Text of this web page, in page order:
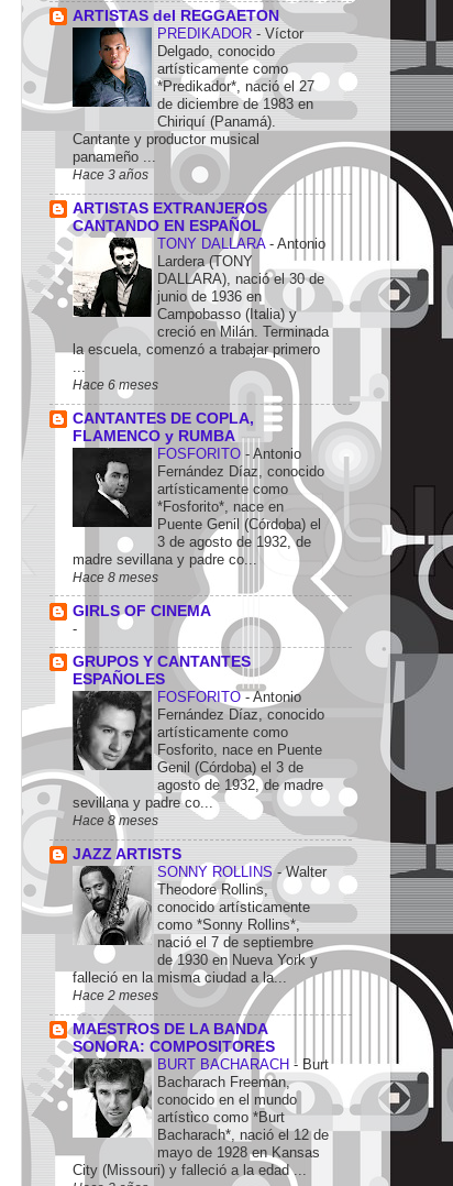
ARTISTAS del REGGAETON
PREDIKADOR - Víctor
Delgado, conocido
artísticamente como
*Predikador*, nació el 27
de diciembre de 1983 en
Chiriquí (Panamá).
Cantante y productor musical
panameño ...
Hace 3 años
ARTISTAS EXTRANJEROS
CANTANDO EN ESPAÑOL
TONY DALLARA - Antonio
Lardera (TONY
DALLARA), nació el 30 de
junio de 1936 en
Campobasso (Italia) y
creció en Milán. Terminada
la escuela, comenzó a trabajar primero
...
Hace 6 meses
CANTANTES DE COPLA,
FLAMENCO y RUMBA
FOSFORITO - Antonio
Fernández Díaz, conocido
artísticamente como
*Fosforito*, nace en
Puente Genil (Córdoba) el
3 de agosto de 1932, de
madre sevillana y padre co...
Hace 8 meses
GIRLS OF CINEMA
-
GRUPOS Y CANTANTES
ESPAÑOLES
FOSFORITO-Antonio
Fernández Díaz, conocido
artísticamente como
Fosforito, nace en Puente
Genil (Córdoba) el 3 de
agosto de 1932, de madre
sevillana y padre co...
Hace 8 meses
JAZZ ARTISTS
SONNY ROLLINS-Walter
Theodore Rollins,
conocido artísticamente
como *Sonny Rollins*,
nació el 7 de septiembre
de 1930 en Nueva York y
falleció en la misma ciudad a la...
Hace 2 meses
MAESTROS DE LA BANDA
SONORA: COMPOSITORES
BURT BACHARACH - Burt
Bacharach Freeman,
conocido en el mundo
artístico como *Burt
Bacharach*, nació el 12 de
mayo de 1928 en Kansas
City (Missouri) y falleció a la edad ...